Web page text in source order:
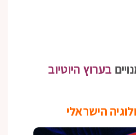
בערוץ היוטיוב
הישראלי